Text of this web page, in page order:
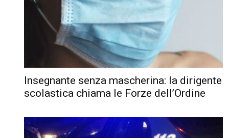
Insegnante senza mascherina: la dirigente
scolastica chiama le Forze dell’Ordine